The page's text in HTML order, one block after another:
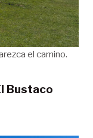
el camino.
Bustaco